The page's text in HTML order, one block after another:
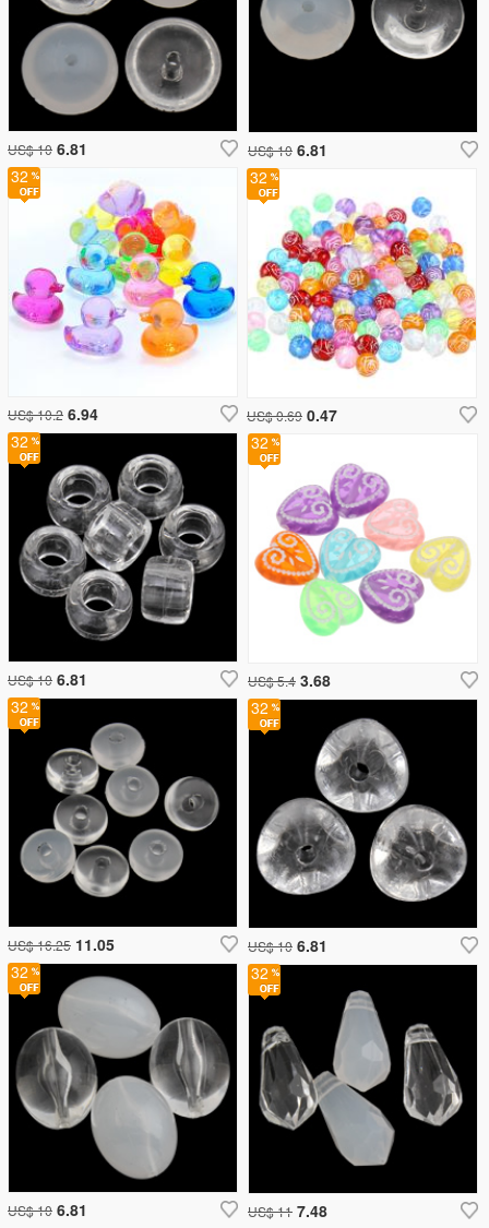
US$ 10 6.81 US$ 10 6.81
32
US$ 16.25 11.05
32
US$ 10 6.81
32
US$ 10 6.81
32
US$ 10.2 6.94
32
US$ 0.69 0.47
32
US$ 5.4 3.68
32
US$ 10 6.81
32
US$ 11 7.48